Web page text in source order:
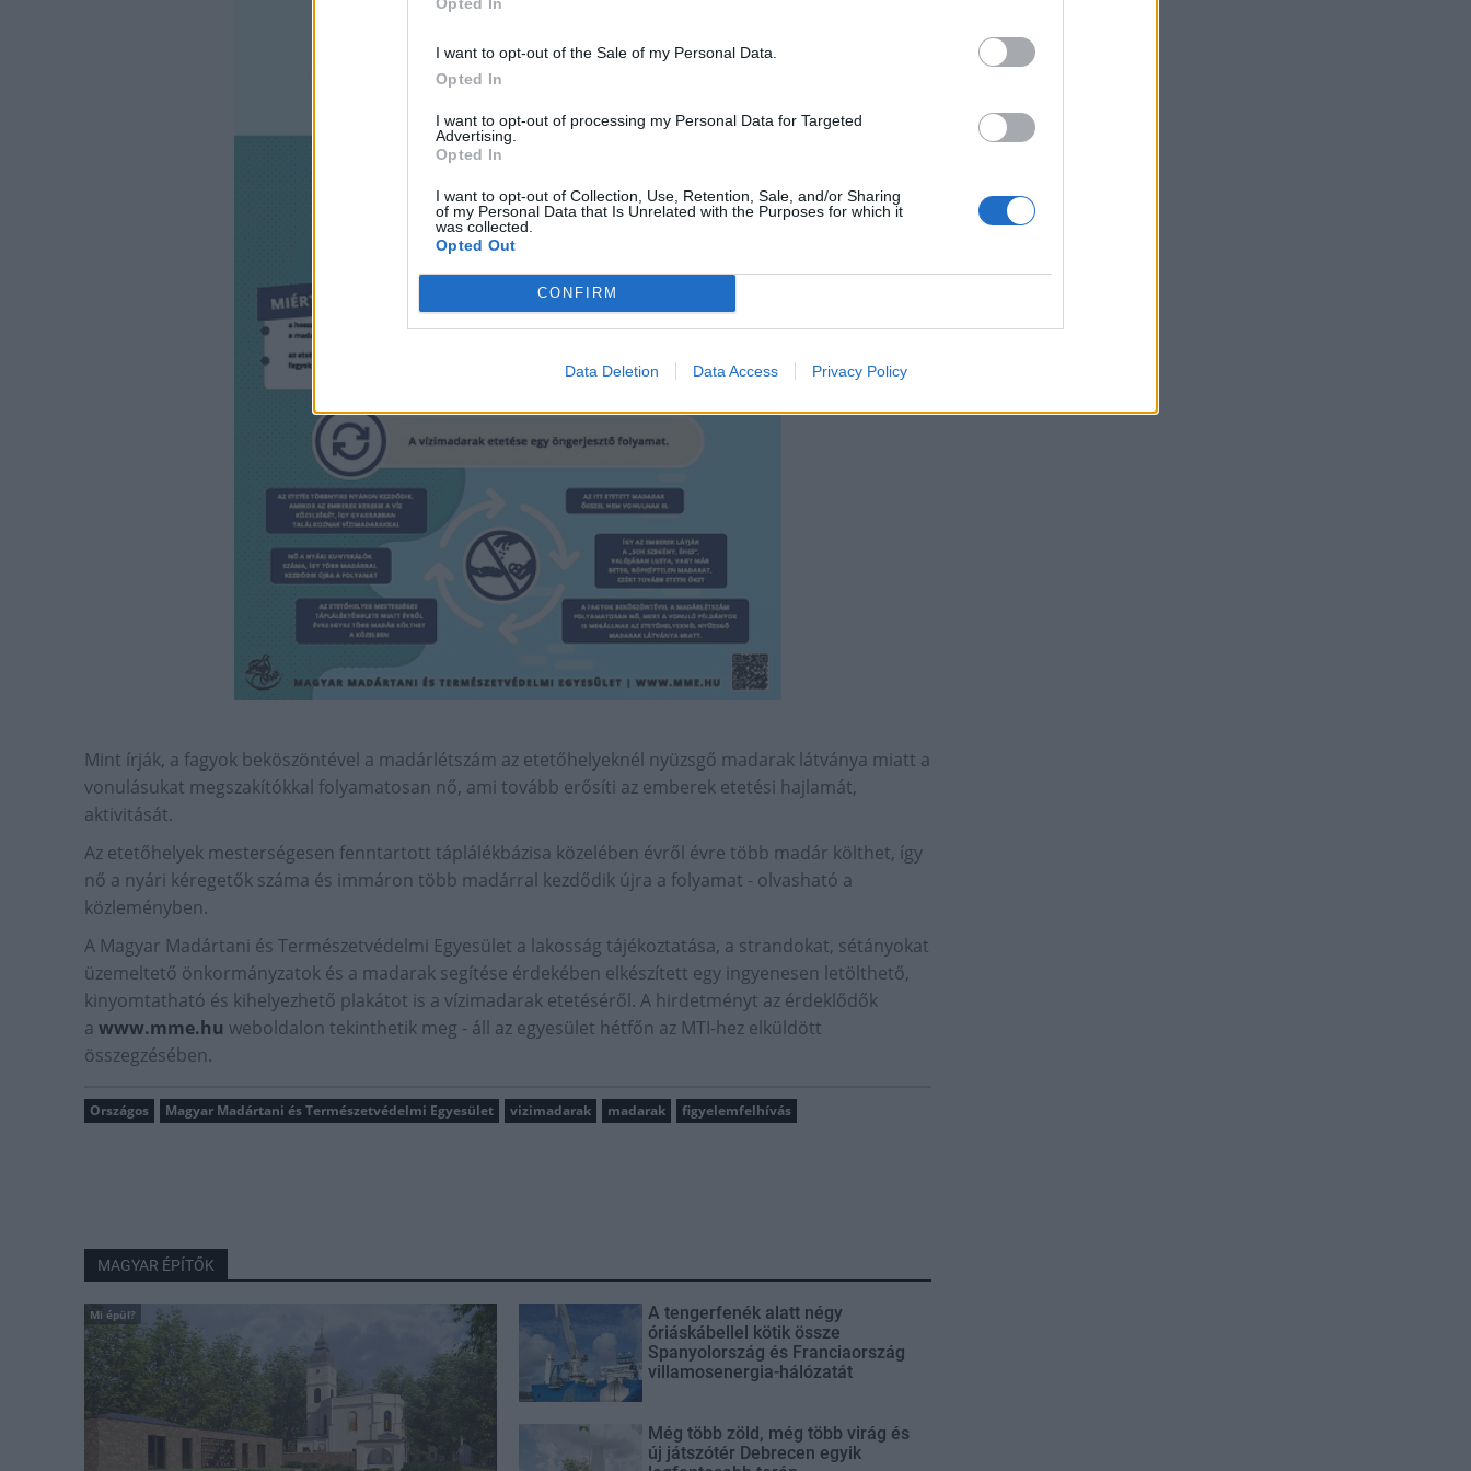
I want to opt-out of the Sale of my Personal Data.
Opted In
I want to opt-out of processing my Personal Data for Targeted
Advertising.
Opted In
I want to opt-out of Collection, Use, Retention, Sale, and/or Sharing
of my Personal Data that Is Unrelated with the Purposes for which it
was collected.
Opted Out
CONFIRM
Data Deletion Data Access Privacy Policy
Mint írják, a fagyok beköszöntével a madárlétszám az etetőhelyeknél nyüzsgő madarak látványa miatt a
vonulásukat megszakítókkal folyamatosan nő, ami tovább erősíti az emberek etetési hajlamát,
aktivitását.
Az etetőhelyek mesterségesen fenntartott táplálékbázisa közelében évről évre több madár költhet, így
nő a nyári kéregetők száma és immáron több madárral kezdődik újra a folyamat - olvasható a
közleményben.
A Magyar Madártani és Természetvédelmi Egyesület a lakosság tájékoztatása, a strandokat, sétányokat
üzemeltető önkormányzatok és a madarak segítése érdekében elkészített egy ingyenesen letölthető,
kinyomtatható és kihelyezhető plakátot is a vízimadarak etetéséről. A hirdetményt az érdeklődők
a www.mme.hu weboldalon tekinthetik meg - áll az egyesület hétfőn az MTI-hez elküldött
összegzésében.
Országos Magyar Madártani és Természetvédelmi Egyesület vizimadarak madarak figyelemfelhívás
MAGYAR ÉPÍTŐK
Mi épül?
A tengerfenék alatt négy
óriáskábellel kötik össze
Spanyolország és Franciaország
villamosenergia-hálózatát
Még több zöld, még több virág és
új játszótér Debrecen egyik